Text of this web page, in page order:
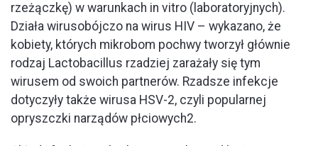
rzeżączkę) w warunkach in vitro (laboratoryjnych).
Działa wirusobójczo na wirus HIV – wykazano, że
kobiety, których mikrobom pochwy tworzył głównie
rodzaj Lactobacillus rzadziej zarażały się tym
wirusem od swoich partnerów. Rzadsze infekcje
dotyczyły także wirusa HSV-2, czyli popularnej
opryszczki narządów płciowych2.